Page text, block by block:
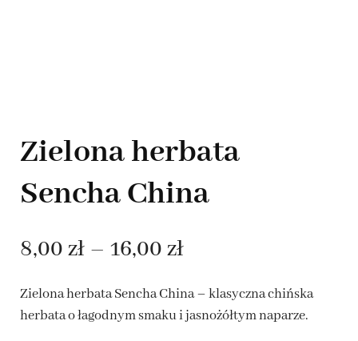
Zielona herbata
Sencha China
8,00 zł – 16,00 złZakres
cen:
od
Zielona herbata Sencha China – klasyczna chińska
herbata o łagodnym smaku i jasnożółtym naparze.